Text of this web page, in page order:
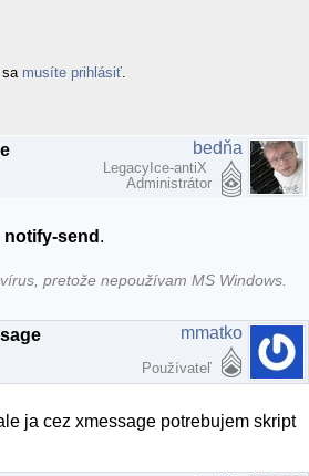
sa musíte prihlásiť
bedňa
LegacyIce-antiX
Administrátor
notify-send .
pretože nepoužívam MS Windows.
mmatko
Používateľ
ja cez xmessage potrebujem skript